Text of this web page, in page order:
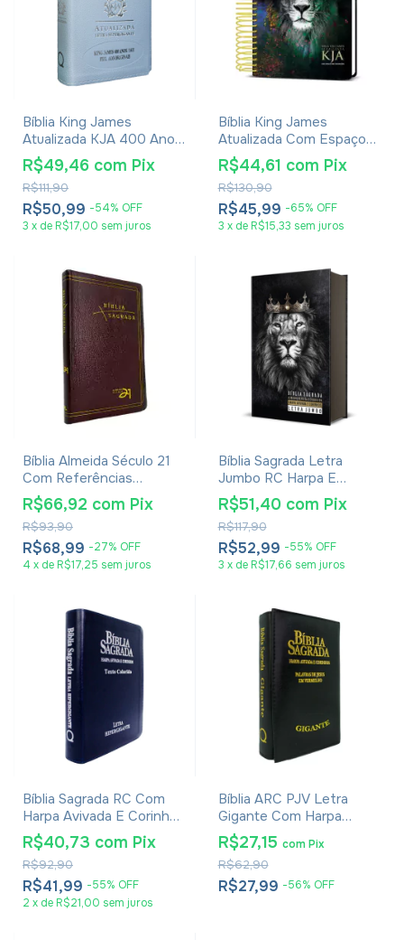
Bíblia King James
Atualizada KJA 400 Anos
- Letra Hipergigante -
Capa Luxo Azul
R$50,99 -54% OFF
R$111,90
R$49,46 com Pix
3 x de R$17,00 sem juros
Bíblia King James
Atualizada Com Espaço
Para Anotações Leão
Glória E Honra
R$45,99 -65% OFF
R$130,90
R$44,61 com Pix
3 x de R$15,33 sem juros
Bíblia Almeida Século 21
Com Referências
Cruzadas - Capa Luxo
Couro Bordô
R$68,99 -27% OFF
R$93,90
R$66,92 com Pix
4 x de R$17,25 sem juros
Bíblia Sagrada Letra
Jumbo RC Harpa E
Corinhos Grande Capa
Dura Rei Dos Reis
R$52,99 -55% OFF
R$117,90
R$51,40 com Pix
3 x de R$17,66 sem juros
Bíblia Sagrada RC Com
Harpa Avivada E Corinhos
- Capa Zíper Azul
R$41,99 -55% OFF
R$92,90
R$40,73 com Pix
2 x de R$21,00 sem juros
Bíblia ARC PJV Letra
Gigante Com Harpa
Avivada E Corinhos -
Capa Carteira Preta
R$27,99 -56% OFF
R$62,90
R$27,15 com Pix